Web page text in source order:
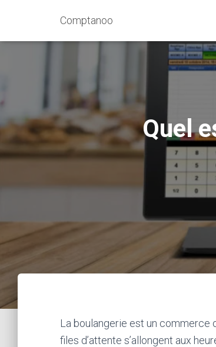
Comptanoo
Quel
La boulangerie est un commerce
files d’attente s’allongent aux